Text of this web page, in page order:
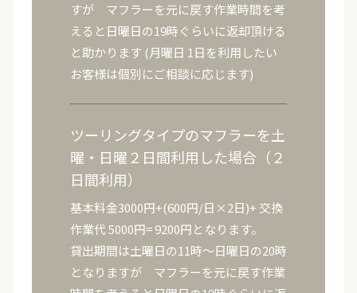
すが マフラーを元に戻す作業時間を考
えると日曜日の19時ぐらいに返却頂ける
と助かります (月曜日 1日を利用したい
お客様は個別にご相談に応じます)
ツーリングタイプのマフラーを土
曜・日曜２日間利用した場合（２
日間利用）
基本料金3000円+(600円/日×2日)+ 交換
作業代 5000円= 9200円となります。
貸出期間は土曜日の11時〜日曜日の20時
となりますが マフラーを元に戻す作業